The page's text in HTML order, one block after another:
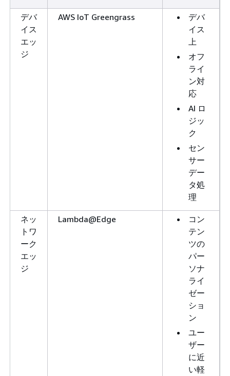
デバ
イス
エッ
ジ
AWS IoT Greengrass
デバ
イス
上
オフ
ライ
ン対
応
AI ロ
ジッ
ク
セン
サー
デー
タ処
理
ネッ
トワ
ーク
エッ
ジ
Lambda@Edge
コン
テン
ツの
パー
ソナ
ライ
ゼー
ショ
ン
ユー
ザー
に近
い軽